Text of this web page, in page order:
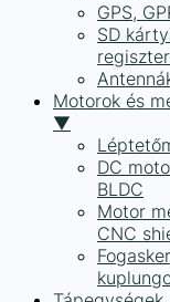
GPS,
SD
Motorok és
▼
DC
BLDC
Motor
CNC